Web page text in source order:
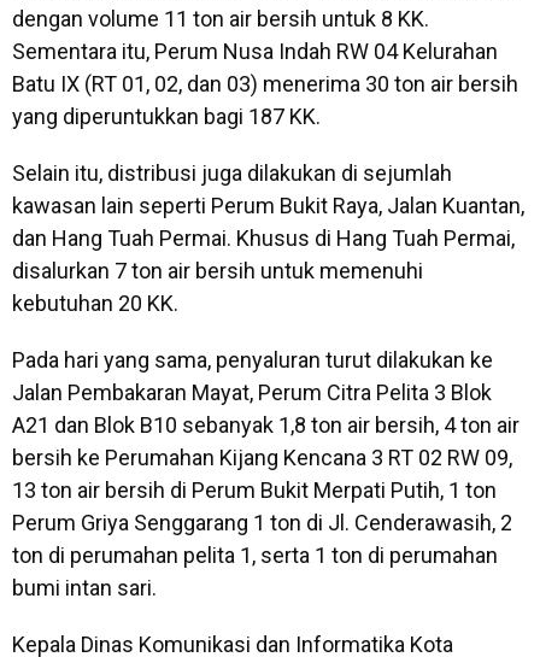
dengan volume 11 ton air bersih untuk 8 KK.
Sementara itu, Perum Nusa Indah RW 04 Kelurahan
Batu IX (RT 01, 02, dan 03) menerima 30 ton air bersih
yang diperuntukkan bagi 187 KK.
Selain itu, distribusi juga dilakukan di sejumlah
kawasan lain seperti Perum Bukit Raya, Jalan Kuantan,
dan Hang Tuah Permai. Khusus di Hang Tuah Permai,
disalurkan 7 ton air bersih untuk memenuhi
kebutuhan 20 KK.
Pada hari yang sama, penyaluran turut dilakukan ke
Jalan Pembakaran Mayat, Perum Citra Pelita 3 Blok
A21 dan Blok B10 sebanyak 1,8 ton air bersih, 4 ton air
bersih ke Perumahan Kijang Kencana 3 RT 02 RW 09,
13 ton air bersih di Perum Bukit Merpati Putih, 1 ton
Perum Griya Senggarang 1 ton di Jl. Cenderawasih, 2
ton di perumahan pelita 1, serta 1 ton di perumahan
bumi intan sari.
Kepala Dinas Komunikasi dan Informatika Kota